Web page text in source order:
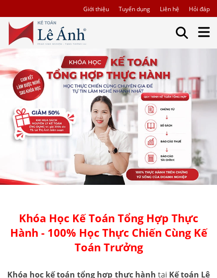
Giới thiệu Tuyển dụng Liên hệ Hỏi đáp
Khóa Học Kế Toán Tổng Hợp Thực
Hành - 100% Học Thực Chiến Cùng Kế
Toán Trưởng
Khóa học kế toán tổng hợp thực hành tại Kế toán Lê